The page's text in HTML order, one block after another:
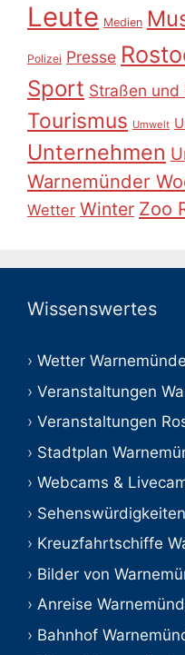
Leute Medien
Polizei Presse
Sport Straßen und
Tourismus Umwelt
Unternehmen
Warnemünder
Wetter Winter Zoo
Wissenswertes
Wetter Warnemünde
Veranstaltungen
Veranstaltungen
Stadtplan
Webcams &
Kreuzfahrtschiffe
Bilder von
Anreise
Bahnhof